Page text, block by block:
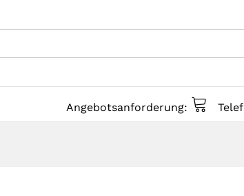
Angebotsanforderung: